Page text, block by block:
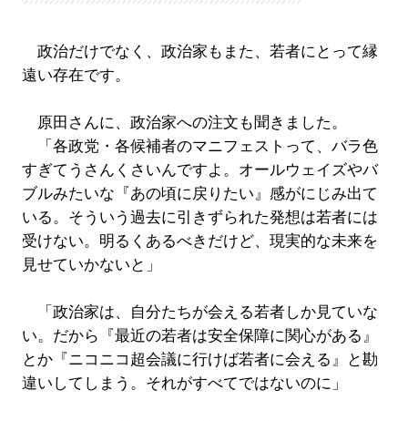
政治だけでなく、政治家もまた、若者にとって縁
遠い存在です。
原田さんに、政治家への注文も聞きました。
「各政党・各候補者のマニフェストって、バラ色
すぎてうさんくさいんですよ。オールウェイズやバ
ブルみたいな『あの頃に戻りたい』感がにじみ出て
いる。そういう過去に引きずられた発想は若者には
受けない。明るくあるべきだけど、現実的な未来を
見せていかないと」
「政治家は、自分たちが会える若者しか見ていな
い。だから『最近の若者は安全保障に関心がある』
とか『ニコニコ超会議に行けば若者に会える』と勘
違いしてしまう。それがすべてではないのに」